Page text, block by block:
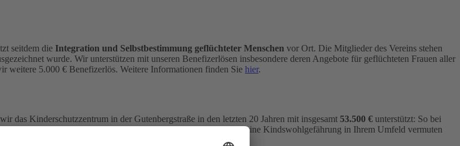
seitdem die Integration und Selbstbestimmung geflüchteter Menschen vor Ort. Die Mitglieder des Vereins stehen
wurde. Wir unterstützen mit unseren Benefizerlösen insbesondere deren Angebote für geflüchteten Frauen aller
weitere 5.000 € Benefizerlös. Weitere Informationen finden Sie hier.
das Kinderschutzzentrum in der Gutenbergstraße in den letzten 20 Jahren mit insgesamt 53.500 € unterstützt: So bei
Sprechstunde für Kids. Für Kinder in Not (oder wenn Sie eine Kindswohlgefährung in Ihrem Umfeld vermuten